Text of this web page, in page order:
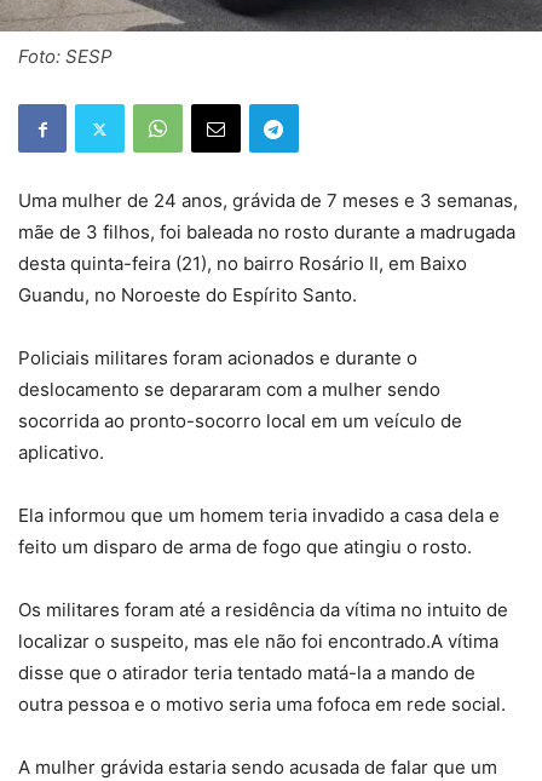
Foto: SESP
Uma mulher de 24 anos, grávida de 7 meses e 3 semanas,
mãe de 3 filhos, foi baleada no rosto durante a madrugada
desta quinta-feira (21), no bairro Rosário II, em Baixo
Guandu, no Noroeste do Espírito Santo.
Policiais militares foram acionados e durante o
deslocamento se depararam com a mulher sendo
socorrida ao pronto-socorro local em um veículo de
aplicativo.
Ela informou que um homem teria invadido a casa dela e
feito um disparo de arma de fogo que atingiu o rosto.
Os militares foram até a residência da vítima no intuito de
localizar o suspeito, mas ele não foi encontrado.A vítima
disse que o atirador teria tentado matá-la a mando de
outra pessoa e o motivo seria uma fofoca em rede social.
A mulher grávida estaria sendo acusada de falar que um